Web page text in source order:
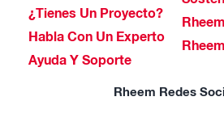
¿Tienes Un Proyecto?
Habla Con Un Experto
Ayuda Y Soporte
Rheem Redes